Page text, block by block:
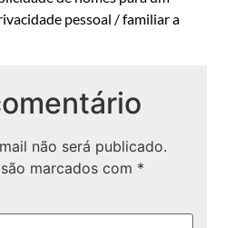
pessoal / familiar a
não será publicado.
marcados com *